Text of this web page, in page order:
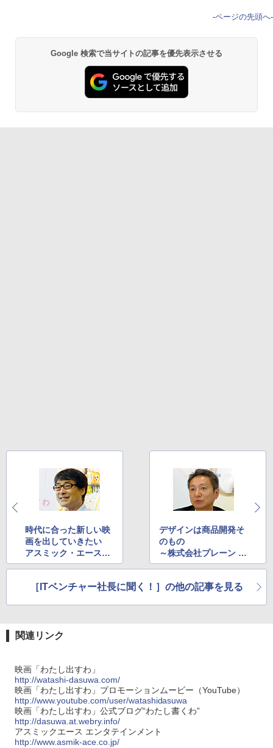
-ページの先頭へ-
Google 検索で当サイトの記事を優先表示させる
時代に合った新しい映
画を出していきたい
アスミック・エース
エンタテインメント
デザインは商品開発そ
のもの
～株式会社プレーン 渡
辺弘明社長
［ITベンチャー社長に聞く！］の他の記事を見る
関連リンク
映画「わたし出すわ」
http://watashi-dasuwa.com/
映画「わたし出すわ」プロモーションムービー（YouTube）
http://www.youtube.com/user/watashidasuwa
映画「わたし出すわ」公式ブログ“わたし書くわ”
http://dasuwa.at.webry.info/
アスミックエース エンタテインメント
http://www.asmik-ace.co.jp/